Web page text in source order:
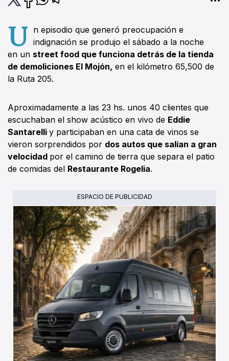
U n episodio que generó preocupación e
indignación se produjo el sábado a la noche
en un street food que funciona detrás de la tienda
de demoliciones El Mojón, en el kilómetro 65,500 de
la Ruta 205.
Aproximadamente a las 23 hs. unos 40 clientes que
escuchaban el show acústico en vivo de Eddie
Santarelli y participaban en una cata de vinos se
vieron sorprendidos por dos autos que salían a gran
velocidad por el camino de tierra que separa el patio
de comidas del Restaurante Rogelia.
ESPACIO DE PUBLICIDAD